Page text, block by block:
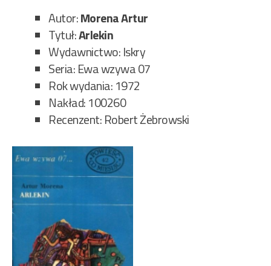
Autor:Morena Artur
Tytuł:Arlekin
Wydawnictwo: Iskry
Seria: Ewa wzywa 07
Rok wydania: 1972
Nakład: 100260
Recenzent: Robert Żebrowski